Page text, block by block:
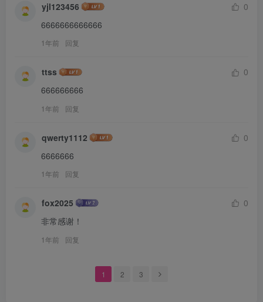
yjl123456
0
6666666666666
1年前 回复
ttss
0
666666666
1年前 回复
qwerty1112
0
6666666
1年前 回复
fox2025
0
非常感谢！
1年前 回复
1 2 3